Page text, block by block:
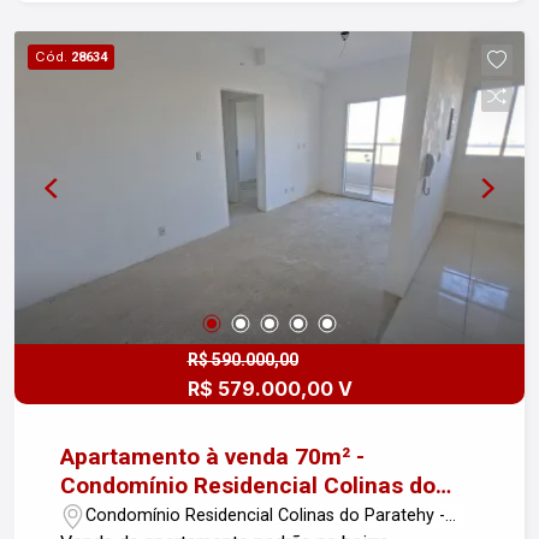
Academia Brinquedoteca Playground Piscina
Espaço gourmet Salão de festas Salão de jogos
valoriza praticidade, segurança, conforto e lazer,
com ambientes planejados para diferentes
momentos do dia, seja para relaxar, receber
amigos ou aproveitar com a família. Uma
excelente opção para moradia ou investimento,
reunindo a praticidade de um apartamento
compacto com a comodidade de um condomínio
completo. Entre em contato e agende uma visita!
Cód. 28634
R$ 590.000,00
R$ 579.000,00 V
Apartamento à venda 70m² -
Condomínio Residencial Colinas do
Paratehy
Condomínio Residencial Colinas do Paratehy -